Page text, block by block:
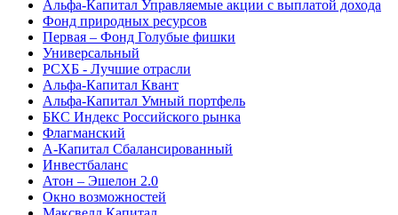
Альфа-Капитал Управляемые акции с выплатой дохода
Фонд природных ресурсов
Первая – Фонд Голубые фишки
Универсальный
РСХБ - Лучшие отрасли
Альфа-Капитал Квант
Альфа-Капитал Умный портфель
БКС Индекс Российского рынка
Флагманский
А-Капитал Сбалансированный
Инвестбаланс
Атон – Эшелон 2.0
Окно возможностей